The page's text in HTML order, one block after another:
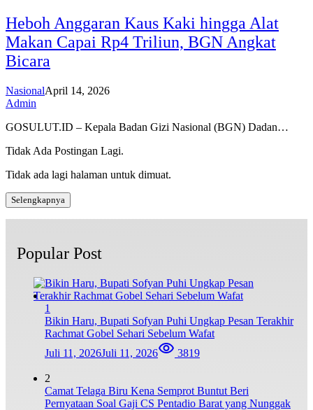
Heboh Anggaran Kaus Kaki hingga Alat
Makan Capai Rp4 Triliun, BGN Angkat
Bicara
NasionalApril 14, 2026
Admin
GOSULUT.ID – Kepala Badan Gizi Nasional (BGN) Dadan…
Tidak Ada Postingan Lagi.
Tidak ada lagi halaman untuk dimuat.
Selengkapnya
Popular Post
1
Bikin Haru, Bupati Sofyan Puhi Ungkap Pesan Terakhir
Rachmat Gobel Sehari Sebelum Wafat
Juli 11, 2026Juli 11, 2026 3819
2
Camat Telaga Biru Kena Semprot Buntut Beri
Pernyataan Soal Gaji CS Pentadio Barat yang Nunggak